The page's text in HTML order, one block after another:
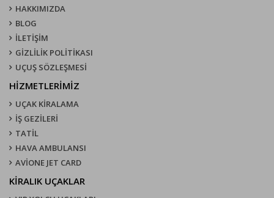
HAKKIMIZDA
BLOG
İLETİŞİM
GİZLİLİK POLİTİKASI
UÇUŞ SÖZLEŞMESI
HİZMETLERİMİZ
UÇAK KIRALAMA
İŞ GEZİLERİ
TATİL
HAVA AMBULANSI
AVİONE JET CARD
KIRALIK UÇAKLAR